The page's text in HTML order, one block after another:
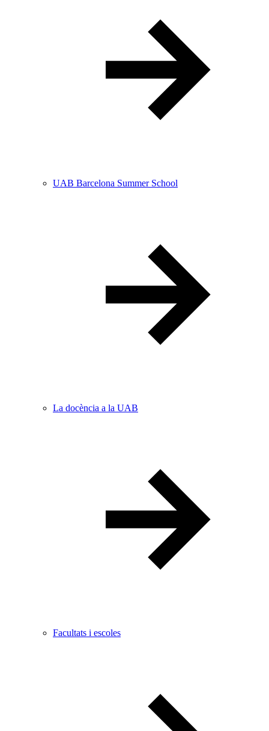
UAB Barcelona Summer School
La docència a la UAB
Facultats i escoles